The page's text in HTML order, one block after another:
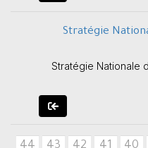
Stratégie
Stratégie Nationale